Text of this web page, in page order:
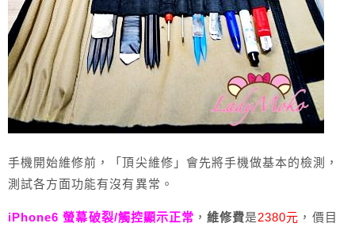
手機開始維修前，「頂尖維修」會先將手機做基本的檢測，
測試各方面功能有沒有異常。
iPhone6 螢幕破裂/觸控顯示正常 ，維修費是2380元 ，價目